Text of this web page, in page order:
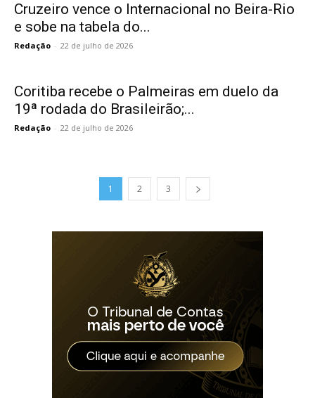
Cruzeiro vence o Internacional no Beira-Rio
e sobe na tabela do...
Redação - 22 de julho de 2026
Coritiba recebe o Palmeiras em duelo da
19ª rodada do Brasileirão;...
Redação - 22 de julho de 2026
1 2 3